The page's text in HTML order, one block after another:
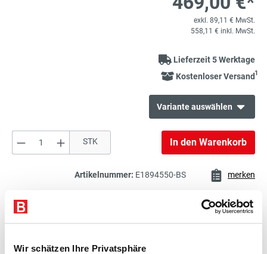
Wir schätzen Ihre Privatsphäre
exkl. 89,11 € MwSt.
558,11 € inkl. MwSt.
Lieferzeit 5 Werktage
Kostenloser Versand1
Variante auswählen
Maschinenheber, Stahlwinde mit
443,00 €*
527,17 € inkl. MwSt.
Maschinenheber, Stahlwinde mit
397,00 €*
Produkt Anzahl: Gib den gewünschten
STK In den Warenkorb
Artikelnummer: E1894550-BS merken